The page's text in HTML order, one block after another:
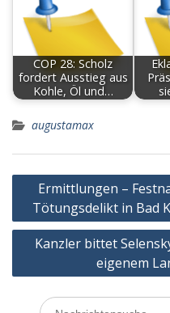
COP 28: Scholz
fordert Ausstieg aus
Kohle, Öl und…
augustamax
Post
navigation
Ermittlungen –
Tötungsdelikt in Bad
Kanzler bittet
eigenem
Search